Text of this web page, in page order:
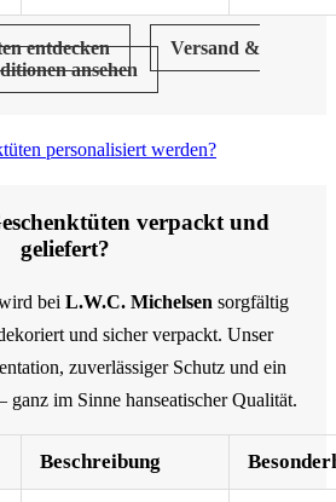
entdecken
Versand &
ansehen
personalisiert werden?
verpackt und
geliefert?
bei L.W.C. Michelsen sorgfältig
und sicher verpackt. Unser
zuverlässiger Schutz und ein
ganz im Sinne hanseatischer Qualität.
Beschreibung